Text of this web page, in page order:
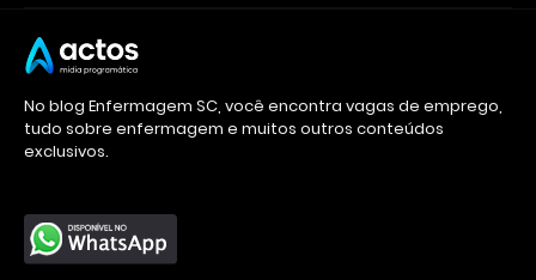
No blog Enfermagem SC, você encontra vagas de emprego,
tudo sobre enfermagem e muitos outros conteúdos
exclusivos.